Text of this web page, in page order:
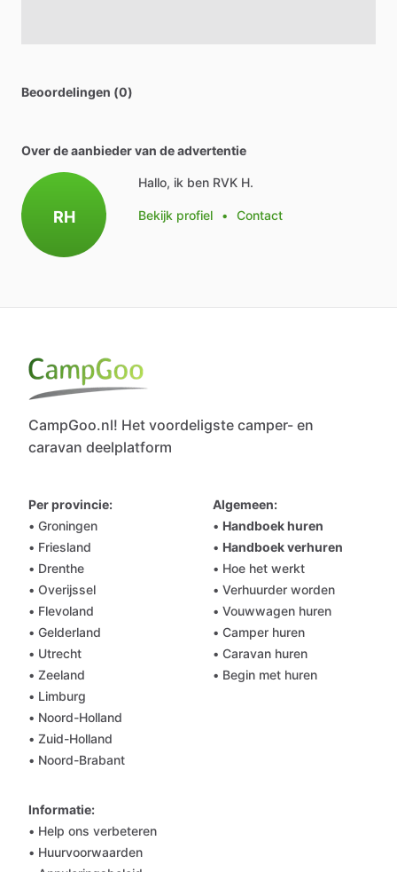
Beoordelingen (0)
Over de aanbieder van de advertentie
RH
Hallo, ik ben RVK H.
Bekijk profiel • Contact
CampGoo.nl! Het voordeligste camper- en
caravan deelplatform
Per provincie:
• Groningen
• Friesland
• Drenthe
• Overijssel
• Flevoland
• Gelderland
• Utrecht
• Zeeland
• Limburg
• Noord-Holland
• Zuid-Holland
• Noord-Brabant
Algemeen:
• Handboek huren
• Handboek verhuren
• Hoe het werkt
• Verhuurder worden
• Vouwwagen huren
• Camper huren
• Caravan huren
• Begin met huren
Informatie:
• Help ons verbeteren
• Huurvoorwaarden